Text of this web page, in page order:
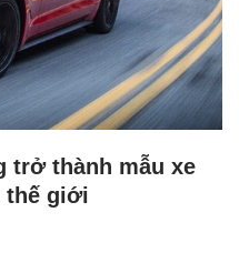
trở thành mẫu xe
thế giới